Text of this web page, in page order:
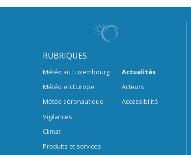
RUBRIQUES
Météo au Luxembourg
Météo en Europe
Météo aéronautique
Vigilances
Climat
Produits et services
Actualités
Acteurs
Accessibilité